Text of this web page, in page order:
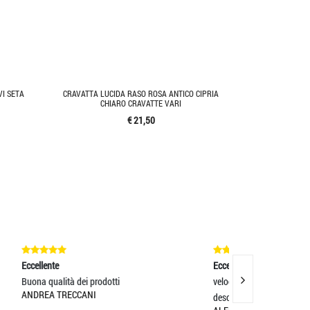
SETA
CRAVATTA LUCIDA RASO ROSA ANTICO CIPRIA
CHIARO CRAVATTE VARI
€ 21,50
velocità, cortesia e merce come da
descrizione !!! Top !!!!